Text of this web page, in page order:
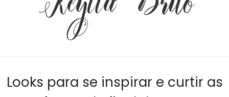
Looks para se inspirar e curtir as